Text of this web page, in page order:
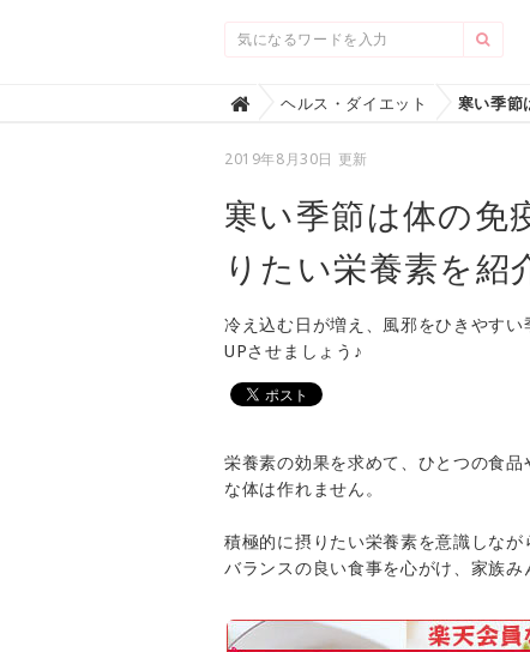
Homeヘルス・ダイエット
2019年8月30日 更新
寒い季節は体の免
りたい栄養素を紹
冷え込む日が増え、風邪をひきやす
UPさせましょう♪
栄養素の効果を求めて、ひとつの食
な体は作れません。
積極的に摂りたい栄養素を意識しな
バランスの良い食事を心がけ、家族